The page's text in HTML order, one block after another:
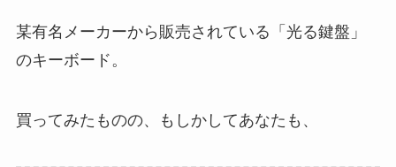
某有名メーカーから販売されている「光る鍵盤」
のキーボード。
買ってみたものの、もしかしてあなたも、